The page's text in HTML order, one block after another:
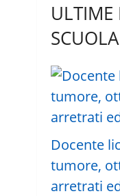
ULTIME
Docente
tumore,
arretrati